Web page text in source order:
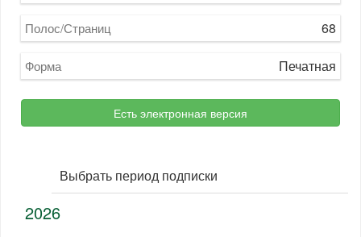
Полос/Страниц 68
Форма Печатная
Есть электронная версия
Выбрать период подписки
2026